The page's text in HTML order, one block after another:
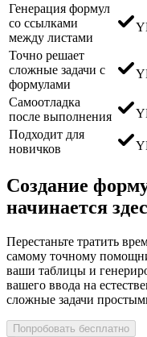
Генерация формул
со ссылками
между листами
Точно решает
сложные задачи с
формулами
Самоотладка
после выполнения
Подходит для
новичков
Создание
начинается
Перестаньте тратить
самому точному
ваши таблицы и
вашего ввода на
сложные задачи
Попробовать бесплатно